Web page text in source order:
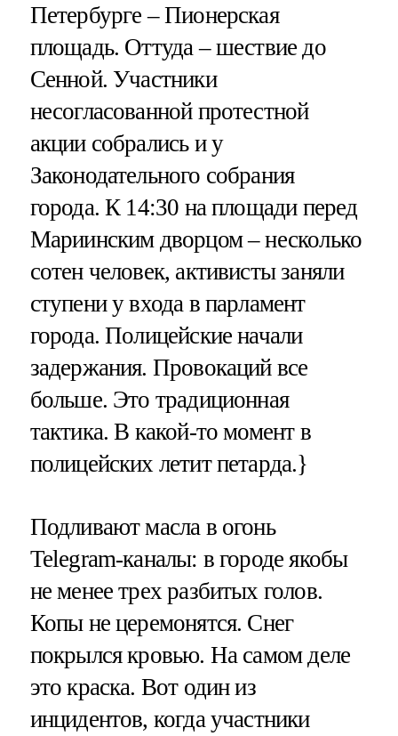
Петербурге – Пионерская
площадь. Оттуда – шествие до
Сенной. Участники
несогласованной протестной
акции собрались и у
Законодательного собрания
города. К 14:30 на площади перед
Мариинским дворцом – несколько
сотен человек, активисты заняли
ступени у входа в парламент
города. Полицейские начали
задержания. Провокаций все
больше. Это традиционная
тактика. В какой-то момент в
полицейских летит петарда.}
Подливают масла в огонь
Telegram-каналы: в городе якобы
не менее трех разбитых голов.
Копы не церемонятся. Снег
покрылся кровью. На самом деле
это краска. Вот один из
инцидентов, когда участники